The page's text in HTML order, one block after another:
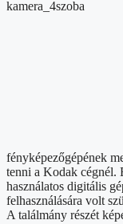
fényképezőgépének
tenni a Kodak cégnél.
használatos digitális
felhasználására volt
A találmány részét